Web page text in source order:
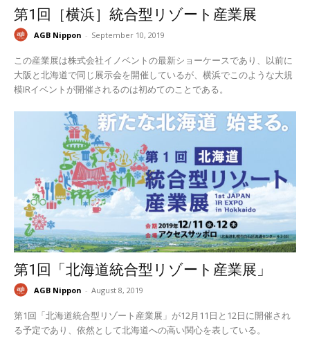
第1回［横浜］統合型リゾート産業展
AGB Nippon - September 10, 2019
この産業展は株式会社イノベントの最新ショーケースであり、以前に
大阪と北海道で同じ展示会を開催しているが、横浜でこのような大規
模IRイベントが開催されるのは初めてのことである。
第1回「北海道統合型リゾート産業展」
AGB Nippon - August 8, 2019
第1回「北海道統合型リゾート産業展」が12月11日と12日に開催され
る予定であり、依然として北海道への高い関心を表している。